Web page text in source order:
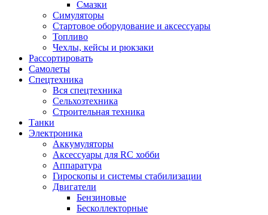
Смазки
Симуляторы
Стартовое оборудование и аксессуары
Топливо
Чехлы, кейсы и рюкзаки
Рассортировать
Самолеты
Спецтехника
Вся спецтехника
Сельхозтехника
Строительная техника
Танки
Электроника
Аккумуляторы
Аксессуары для RC хобби
Аппаратура
Гироскопы и системы стабилизации
Двигатели
Бензиновые
Бесколлекторные